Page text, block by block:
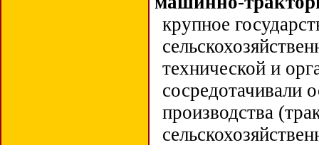
крупное
технической и
сосредотачивали
производства